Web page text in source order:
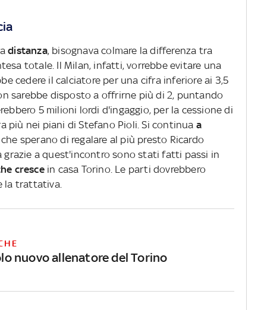
distanza, bisognava colmare la differenza tra
totale. Il Milan, infatti, vorrebbe evitare una
cedere il calciatore per una cifra inferiore ai 3,5
sarebbe disposto a offrirne più di 2, puntando
5 milioni lordi d'ingaggio, per la cessione di
più nei piani di Stefano Pioli. Si continua a
sperano di regalare al più presto Ricardo
grazie a quest'incontro sono stati fatti passi in
cresce in casa Torino. Le parti dovrebbero
la trattativa.
nuovo allenatore del Torino